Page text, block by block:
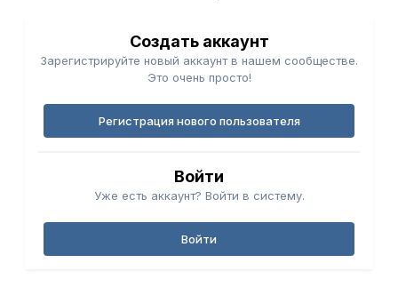
Создать аккаунт
Зарегистрируйте новый аккаунт в нашем сообществе.
Это очень просто!
Регистрация нового пользователя
Войти
Уже есть аккаунт? Войти в систему.
Войти